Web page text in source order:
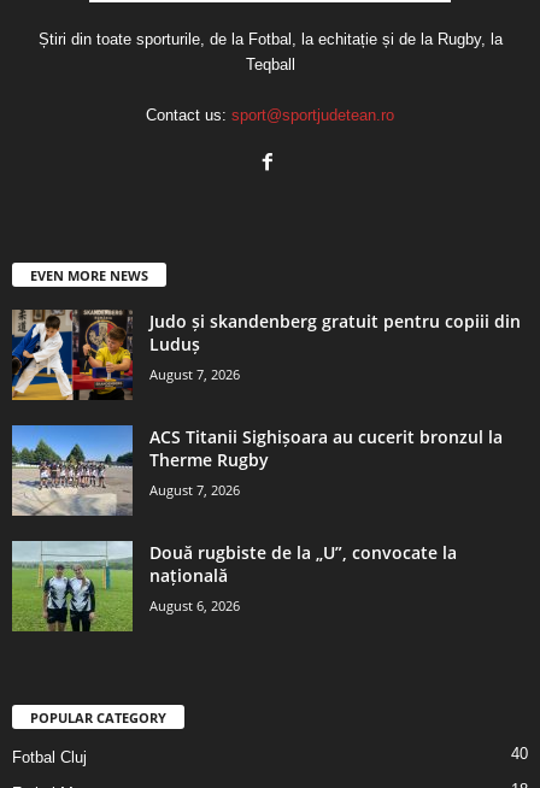
Știri din toate sporturile, de la Fotbal, la echitație și de la Rugby, la
Teqball
Contact us: sport@sportjudetean.ro
EVEN MORE NEWS
Judo și skandenberg gratuit pentru copiii din
Luduș
August 7, 2026
ACS Titanii Sighișoara au cucerit bronzul la
Therme Rugby
August 7, 2026
Două rugbiste de la „U”, convocate la
națională
August 6, 2026
POPULAR CATEGORY
Fotbal Cluj 40